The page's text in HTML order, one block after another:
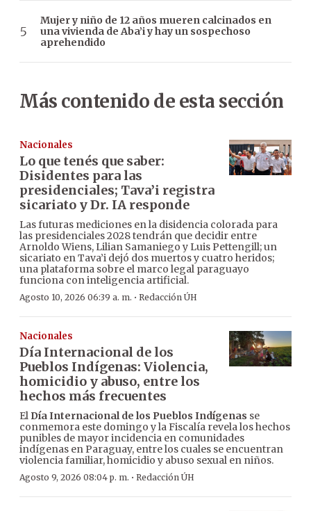
Mujer y niño de 12 años mueren calcinados en
una vivienda de Aba’i y hay un sospechoso
aprehendido
Más contenido de esta sección
Nacionales
Lo que tenés que saber:
Disidentes para las
presidenciales; Tava’i registra
sicariato y Dr. IA responde
Las futuras mediciones en la disidencia colorada para
las presidenciales 2028 tendrán que decidir entre
Arnoldo Wiens, Lilian Samaniego y Luis Pettengill; un
sicariato en Tava’i dejó dos muertos y cuatro heridos;
una plataforma sobre el marco legal paraguayo
funciona con inteligencia artificial.
Agosto 10, 2026 06:39 a. m. · Redacción ÚH
Nacionales
Día Internacional de los
Pueblos Indígenas: Violencia,
homicidio y abuso, entre los
hechos más frecuentes
El Día Internacional de los Pueblos Indígenas se
conmemora este domingo y la Fiscalía revela los hechos
punibles de mayor incidencia en comunidades
indígenas en Paraguay, entre los cuales se encuentran
violencia familiar, homicidio y abuso sexual en niños.
Agosto 9, 2026 08:04 p. m. · Redacción ÚH